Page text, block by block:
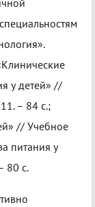
у детей» //
– 84 с.;
// Учебное
питания у
80 с.